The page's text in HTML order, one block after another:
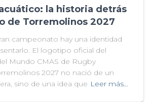
la historia detrás
de Torremolinos 2027
campeonato hay una identidad
El logotipo oficial del
Mundo CMAS de Rugby
2027 no nació de un
sino de una idea que Leer más…